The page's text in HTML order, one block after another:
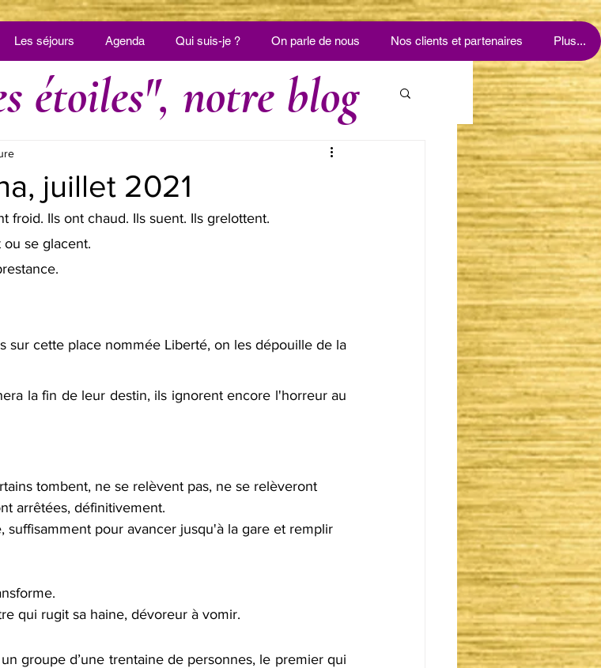
Les séjours Agenda Qui suis-je ? On parle de nous Nos clients et partenaires Plus...
juillet 2021
froid. Ils ont chaud. Ils suent. Ils grelottent.
se glacent.
sur cette place nommée Liberté, on les dépouille de la
la fin de leur destin, ils ignorent encore l'horreur au
tombent, ne se relèvent pas, ne se relèveront
arrêtées, définitivement.
suffisamment pour avancer jusqu'à la gare et remplir
qui rugit sa haine, dévoreur à vomir.
groupe d’une trentaine de personnes, le premier qui
étoiles", notre blog